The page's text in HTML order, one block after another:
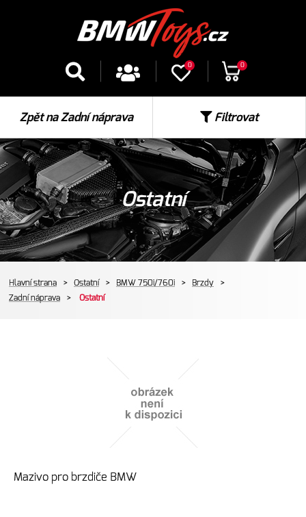
0 0
Zpět na Zadní náprava Filtrovat
Ostatní
Hlavní strana > Ostatní > BMW 750i/760i > Brzdy
>
Zadní náprava
> Ostatní
Mazivo pro brzdiče BMW